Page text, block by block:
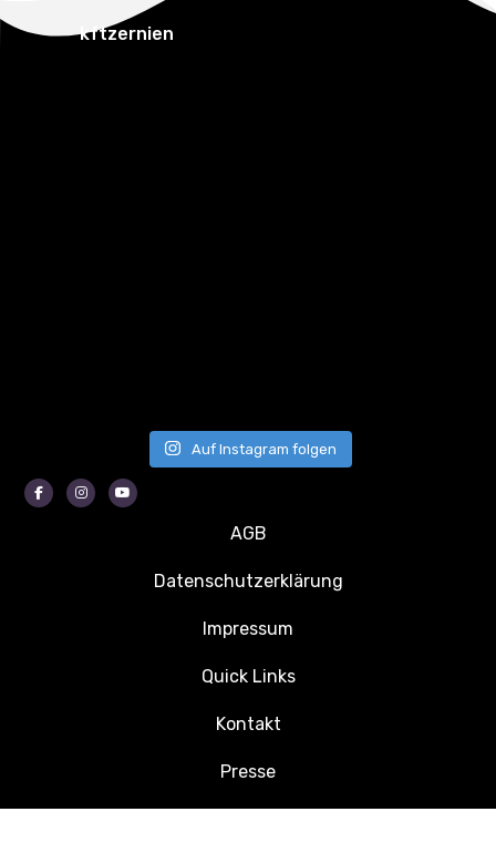
kftzernien
Auf Instagram folgen
FacebookInstagram
AGB
Datenschutzerklärung
Impressum
Quick Links
Kontakt
Presse